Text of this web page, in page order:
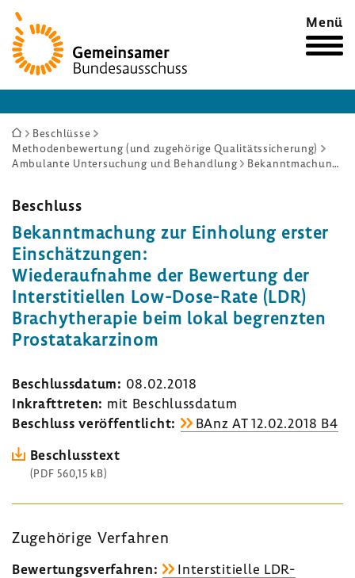
Zur
Startseite
Menü
Sie
sind
Beschlüsse
Methodenbewertung (und zugehörige Qualitätssicherung)
Ambulante Untersuchung und Behandlung
Bekanntmachung zur Einholung erster Einschätzungen: Wiederaufnahme der Bewertung der Interstitiellen Low-Dose-Rate (LDR) Brachytherapie beim lokal begrenzten Prostatakarzinom
Beschluss
Bekannt­ma­chung zur Einho­lung erster
Einschät­zungen:
Wieder­auf­nahme der Bewer­tung der
Inter­s­ti­ti­ellen Low-​Dose-Rate (LDR)
Brachy­the­rapie beim lokal begrenzten
Prostata­kar­zinom
Beschluss­datum: 08.02.2018
Inkraft­treten: mit Beschluss­datum
Beschluss veröf­fent­licht:
BAnz AT 12.02.2018 B4
Beschluss­text
(PDF 560,15 kB)
Zuge­hö­rige Verfahren
Bewer­tungs­ver­fahren:
Inter­s­ti­ti­elle LDR-​